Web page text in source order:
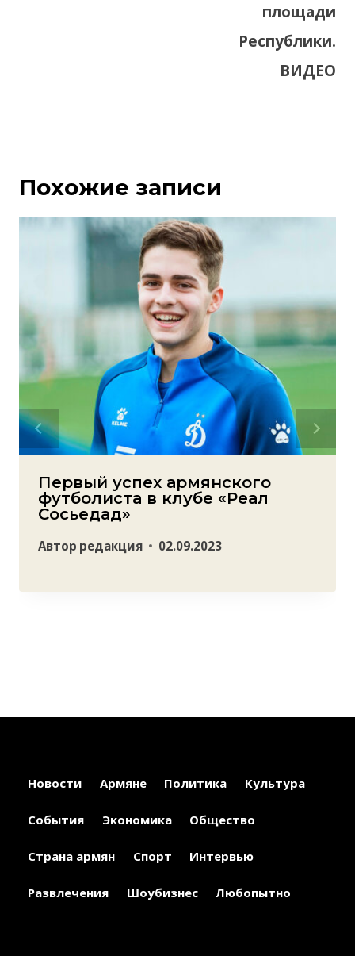
площади
Республики.
ВИДЕО
Похожие записи
Первый успех армянского
футболиста в клубе «Реал
Сосьедад»
Автор редакция 02.09.2023
Новости Армяне Политика Культура
События Экономика Общество
Страна армян Спорт Интервью
Развлечения Шоубизнес Любопытно